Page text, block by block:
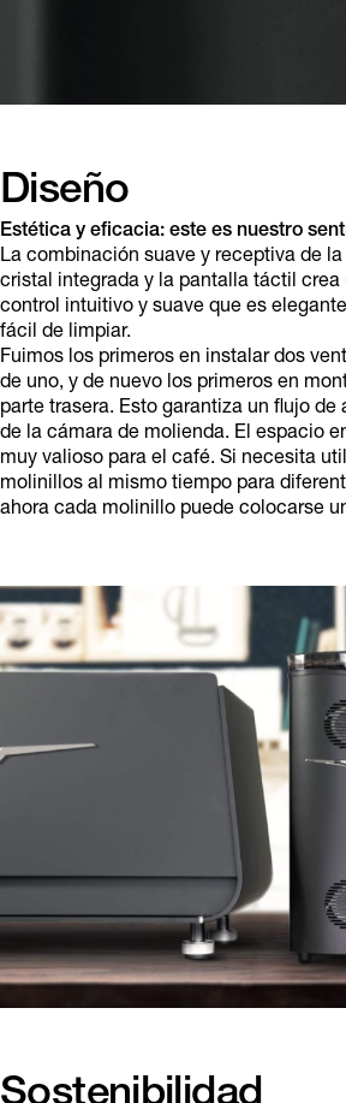
Diseño
Estética y eficacia: este es nuestro
La combinación suave y receptiva de
cristal integrada y la pantalla táctil crea
control intuitivo y suave que es
fácil de limpiar.
Fuimos los primeros en instalar dos
de uno, y de nuevo los primeros en
parte trasera. Esto garantiza un flujo de
de la cámara de molienda. El espacio
muy valioso para el café. Si necesita
molinillos al mismo tiempo para
ahora cada molinillo puede colocarse